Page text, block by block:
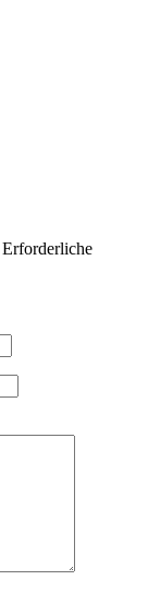
Erforderliche